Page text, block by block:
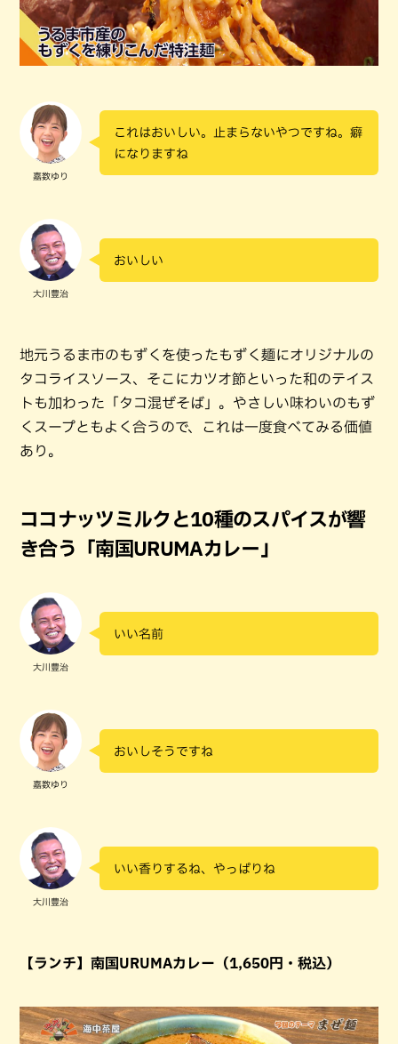
嘉数ゆり
これはおいしい。止まらないやつですね。癖
になりますね
大川豊治
おいしい
地元うるま市のもずくを使ったもずく麺にオリジナルの
タコライスソース、そこにカツオ節といった和のテイス
トも加わった「タコ混ぜそば」。やさしい味わいのもず
くスープともよく合うので、これは一度食べてみる価値
あり。
ココナッツミルクと10種のスパイスが響
き合う「南国URUMAカレー」
大川豊治
いい名前
嘉数ゆり
おいしそうですね
大川豊治
いい香りするね、やっぱりね
【ランチ】南国URUMAカレー（1,650円・税込）